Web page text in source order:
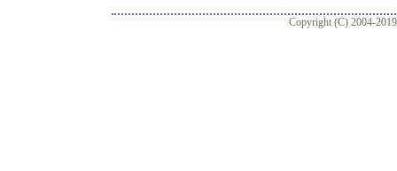
Copyright (C) 2004-